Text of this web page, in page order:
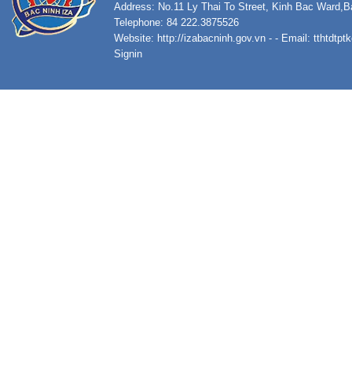
Address: No.11 Ly Thai To Street, Kinh Bac
Telephone: 84 222.3875526
Website: http://izabacninh.gov.vn - - Email:
Signin